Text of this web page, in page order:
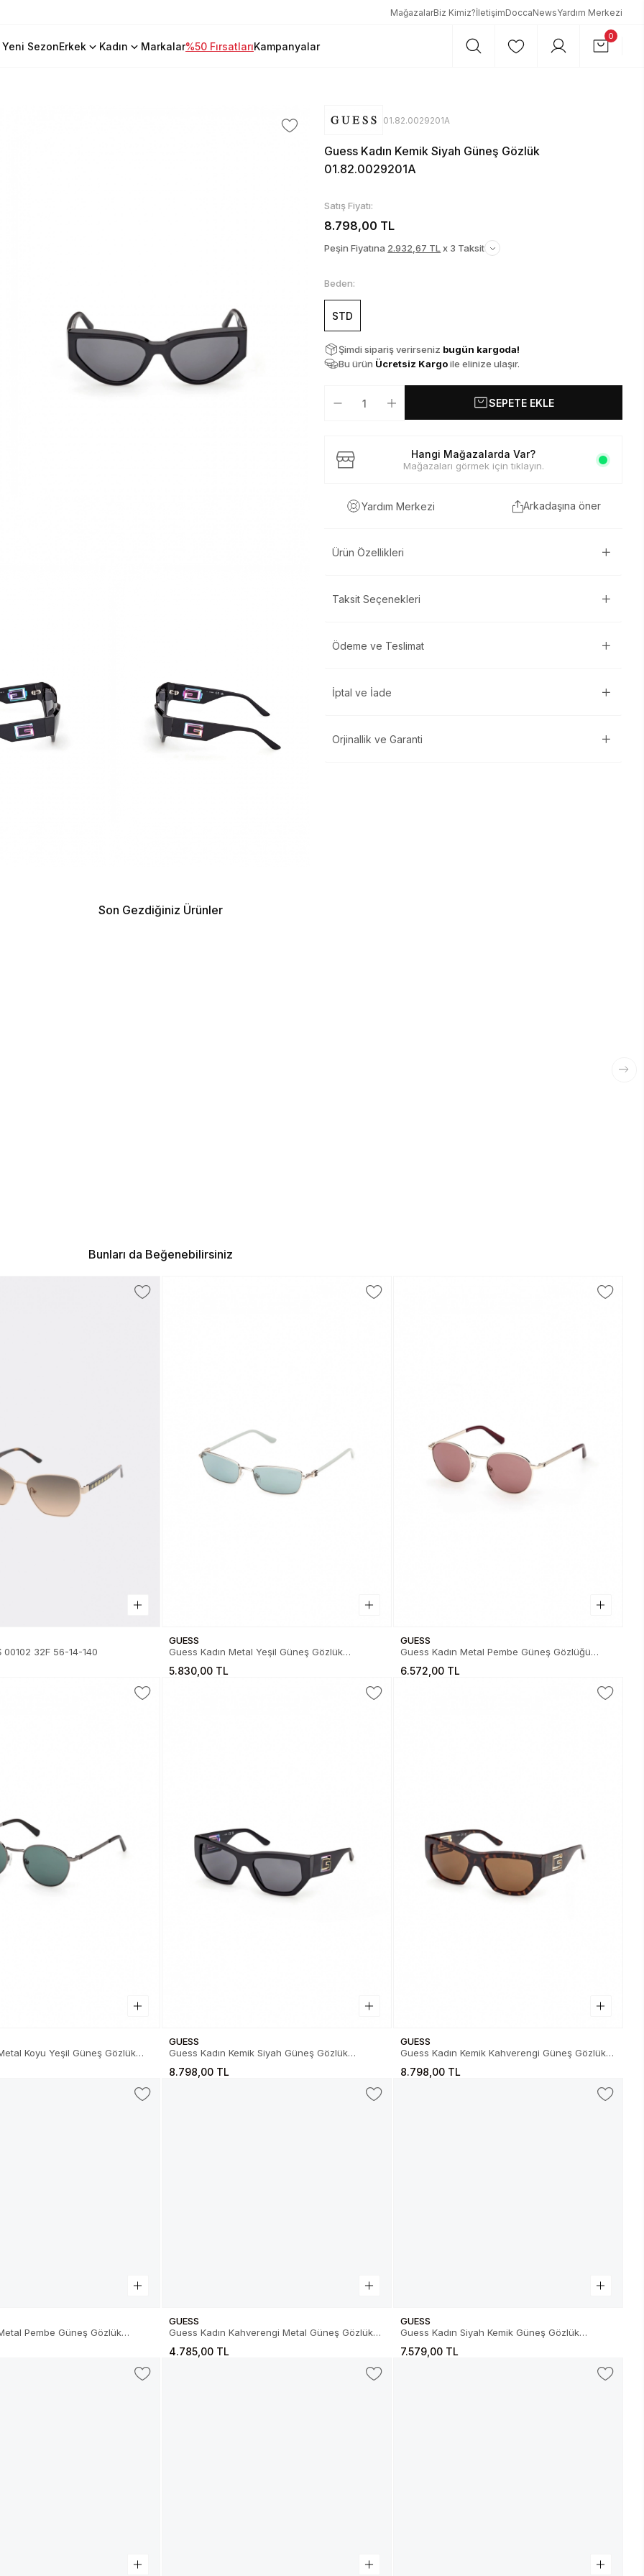
MağazalarBiz Kimiz?İletişimDoccaNewsYardım Merkezi
Yeni SezonErkek Kadın Markalar%50 FırsatlarıKampanyalar
0
01.82.0029201A
Guess Kadın Kemik Siyah Güneş Gözlük
01.82.0029201A
Satış Fiyatı:
8.798,00 TL
Peşin Fiyatına 2.932,67 TL x 3 Taksit
Beden:
STD
Şimdi sipariş verirseniz bugün kargoda!
Bu ürün Ücretsiz Kargoile elinize ulaşır.
SEPETE EKLE
Hangi Mağazalarda Var?
Mağazaları görmek için tıklayın.
Yardım Merkezi Arkadaşına öner
Ürün Özellikleri
Taksit Seçenekleri
Ödeme ve Teslimat
İptal ve İade
Orjinallik ve Garanti
Son Gezdiğiniz Ürünler
Bunları da Beğenebilirsiniz
00102 32F 56-14-140
GUESS
Guess Kadın Metal Yeşil Güneş Gözlük
5.830,00 TL
GUESS
Guess Kadın Metal Pembe Güneş Gözlüğü
6.572,00 TL
GUESS
Guess Kadın Kemik Siyah Güneş Gözlük
8.798,00 TL
GUESS
Guess Kadın Kemik Kahverengi Güneş Gözlük
8.798,00 TL
Güneş Gözlük
GUESS
Guess Kadın Kahverengi Metal Güneş Gözlük
4.785,00 TL
GUESS
Guess Kadın Siyah Kemik Güneş Gözlük
7.579,00 TL